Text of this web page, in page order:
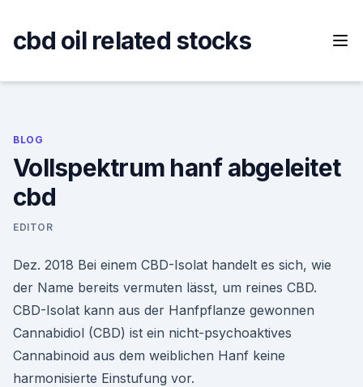
content
cbd oil related stocks
BLOG
Vollspektrum hanf abgeleitet
cbd
EDITOR
Dez. 2018 Bei einem CBD-Isolat handelt es sich, wie
der Name bereits vermuten lässt, um reines CBD.
CBD-Isolat kann aus der Hanfpflanze gewonnen
Cannabidiol (CBD) ist ein nicht-psychoaktives
Cannabinoid aus dem weiblichen Hanf keine
harmonisierte Einstufung vor.